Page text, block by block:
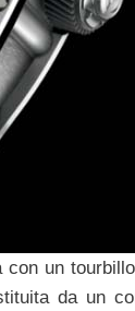
un
da un